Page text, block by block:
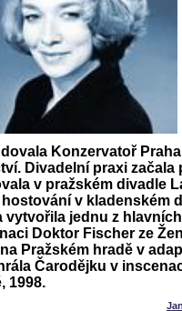
Konzervatoř
Divadelní praxi
v pražském divadle
v kladenském
vytvořila jednu z
Doktor Fischer ze
Pražském hradě v
Čarodějku v
1998.